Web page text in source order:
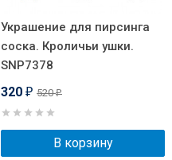
Украшение для пирсинга
соска. Кроличьи ушки.
SNP7378
320 ₽ 520₽
В корзину